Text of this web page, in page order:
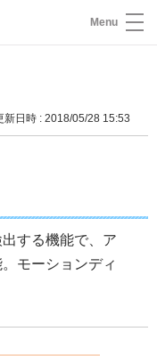
Menu
新日時 : 2018/05/28 15:53
する機能で、ア
モーションディ